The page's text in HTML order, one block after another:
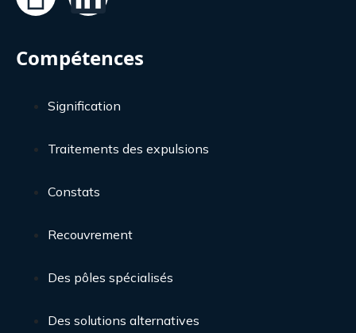
Compétences
Signification
Traitements des expulsions
Constats
Recouvrement
Des pôles spécialisés
Des solutions alternatives